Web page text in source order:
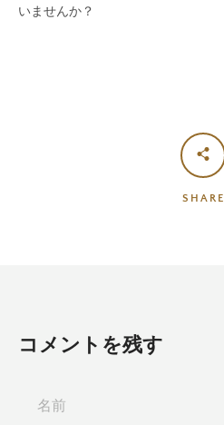
いませんか？
SHARE
コメントを残す